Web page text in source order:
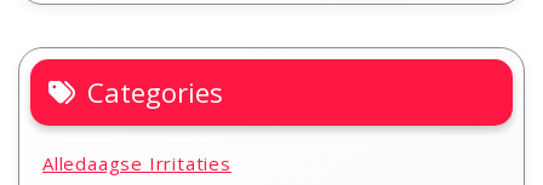
Categories
Alledaagse Irritaties